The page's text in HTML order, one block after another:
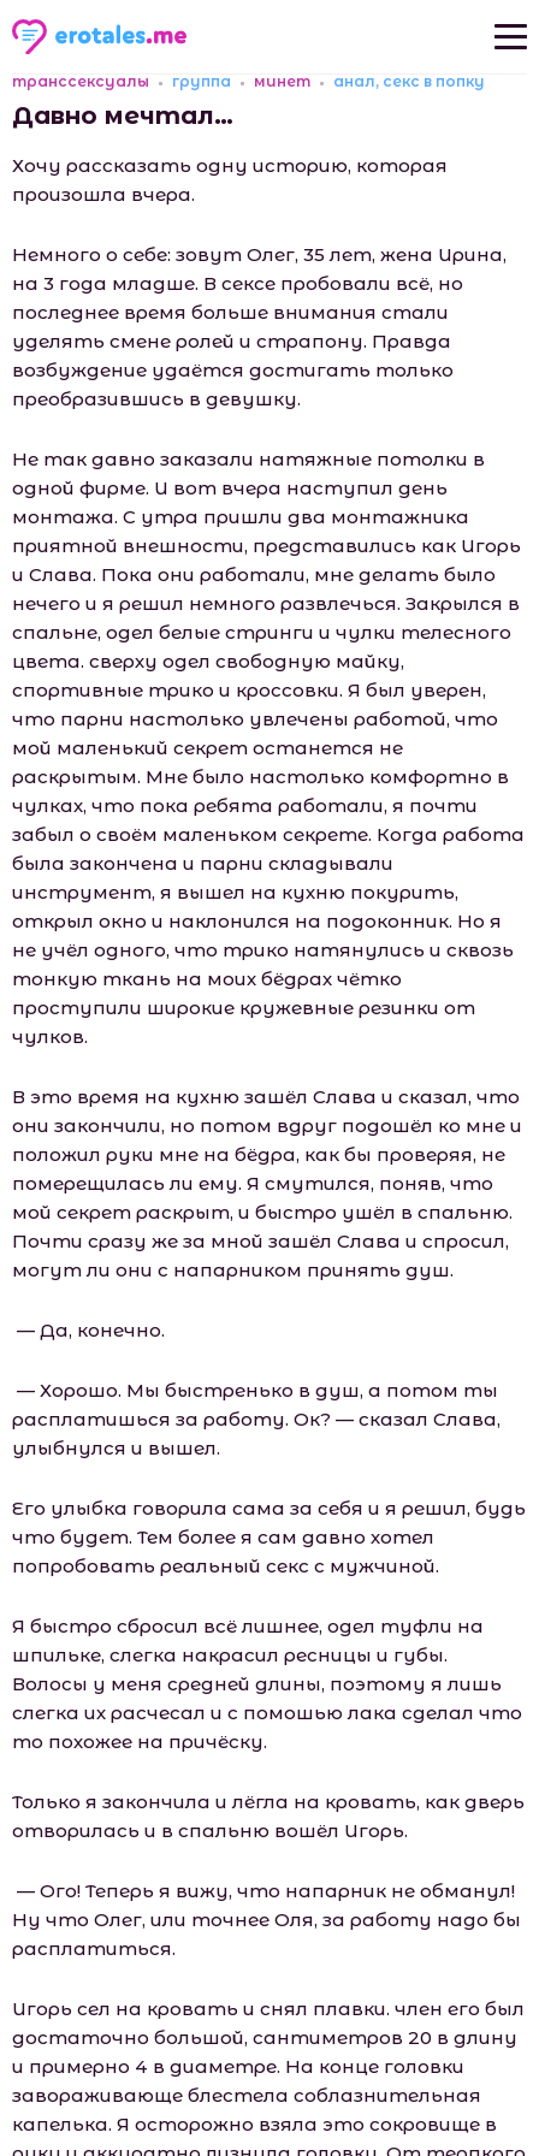
Новые рассказы
транссексуалы группа минет анал, секс в попку
Давно мечтал…
Хочу рассказать одну историю, которая
произошла вчера.
Немного о себе: зовут Олег, 35 лет, жена Ирина,
на 3 года младше. В сексе пробовали всё, но
последнее время больше внимания стали
уделять смене ролей и страпону. Правда
возбуждение удаётся достигать только
преобразившись в девушку.
Не так давно заказали натяжные потолки в
одной фирме. И вот вчера наступил день
монтажа. С утра пришли два монтажника
приятной внешности, представились как Игорь
и Слава. Пока они работали, мне делать было
нечего и я решил немного развлечься. Закрылся в
спальне, одел белые стринги и чулки телесного
цвета. сверху одел свободную майку,
спортивные трико и кроссовки. Я был уверен,
что парни настолько увлечены работой, что
мой маленький секрет останется не
раскрытым. Мне было настолько комфортно в
чулках, что пока ребята работали, я почти
забыл о своём маленьком секрете. Когда работа
была закончена и парни складывали
инструмент, я вышел на кухню покурить,
открыл окно и наклонился на подоконник. Но я
не учёл одного, что трико натянулись и сквозь
тонкую ткань на моих бёдрах чётко
проступили широкие кружевные резинки от
чулков.
В это время на кухню зашёл Слава и сказал, что
они закончили, но потом вдруг подошёл ко мне и
положил руки мне на бёдра, как бы проверяя, не
померещилась ли ему. Я смутился, поняв, что
мой секрет раскрыт, и быстро ушёл в спальню.
Почти сразу же за мной зашёл Слава и спросил,
могут ли они с напарником принять душ.
— Да, конечно.
— Хорошо. Мы быстренько в душ, а потом ты
расплатишься за работу. Ок? — сказал Слава,
улыбнулся и вышел.
Его улыбка говорила сама за себя и я решил, будь
что будет. Тем более я сам давно хотел
попробовать реальный секс с мужчиной.
Я быстро сбросил всё лишнее, одел туфли на
шпильке, слегка накрасил ресницы и губы.
Волосы у меня средней длины, поэтому я лишь
слегка их расчесал и с помошью лака сделал что
то похожее на причёску.
Только я закончила и лёгла на кровать, как дверь
отворилась и в спальню вошёл Игорь.
— Ого! Теперь я вижу, что напарник не обманул!
Ну что Олег, или точнее Оля, за работу надо бы
расплатиться.
Игорь сел на кровать и снял плавки. член его был
достаточно большой, сантиметров 20 в длину
и примерно 4 в диаметре. На конце головки
завораживающе блестела соблазнительная
капелька. Я осторожно взяла это сокровище в